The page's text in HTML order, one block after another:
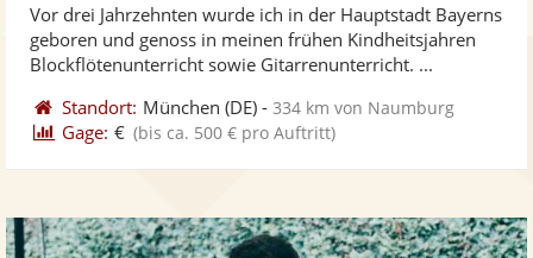
5
Vor drei Jahrzehnten wurde ich in der Hauptstadt Bayerns
geboren und genoss in meinen frühen Kindheitsjahren
Blockflötenunterricht sowie Gitarrenunterricht. ...
Standort: München (DE) -334 km von Naumburg
Gage: € (bis ca. 500 € pro Auftritt)